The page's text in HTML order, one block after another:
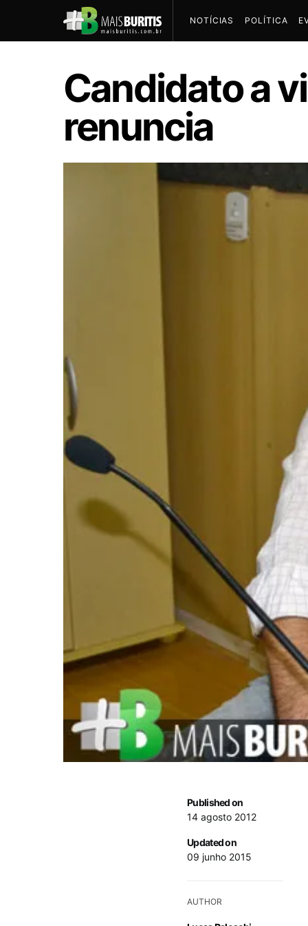
NOTÍCIAS POLÍTICA
Candidato a
renuncia
Published on
14 agosto 2012
Updated on
09 junho 2015
AUTHOR